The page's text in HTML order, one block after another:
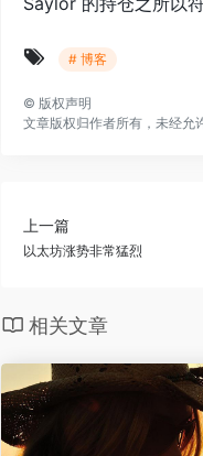
# 博客
© 版权声明
文章版权归作者所有，未经允
上一篇
以太坊涨势非常猛烈
相关文章